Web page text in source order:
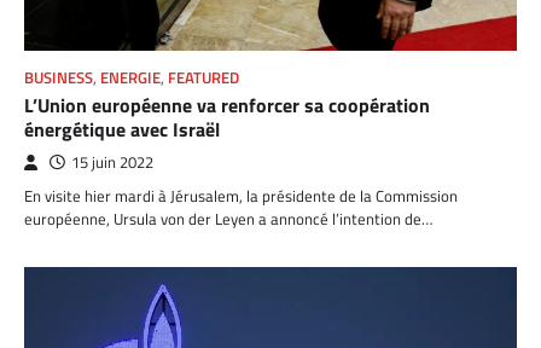
BUSINESS, ENERGIE, FEATURED
L’Union européenne va renforcer sa coopération
énergétique avec Israël
15 juin 2022
En visite hier mardi à Jérusalem, la présidente de la Commission
européenne, Ursula von der Leyen a annoncé l’intention de…